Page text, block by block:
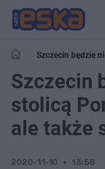
Szczecin będzie
tolerancji
Szczecin
stolicą
ale także
2020-11-10 13:58